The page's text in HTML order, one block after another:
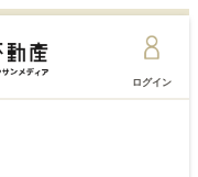
ログイン